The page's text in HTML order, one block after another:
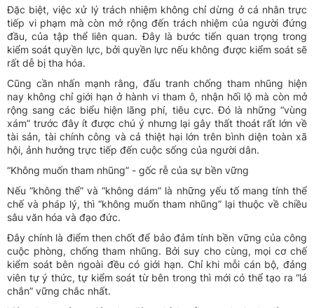
Đặc biệt, việc xử lý trách nhiệm không chỉ dừng ở cá nhân trực
tiếp vi phạm mà còn mở rộng đến trách nhiệm của người đứng
đầu, của tập thể liên quan. Đây là bước tiến quan trọng trong
kiểm soát quyền lực, bởi quyền lực nếu không được kiểm soát sẽ
rất dễ bị tha hóa.
Cũng cần nhấn mạnh rằng, đấu tranh chống tham nhũng hiện
nay không chỉ giới hạn ở hành vi tham ô, nhận hối lộ mà còn mở
rộng sang các biểu hiện lãng phí, tiêu cực. Đó là những “vùng
xám” trước đây ít được chú ý nhưng lại gây thất thoát rất lớn về
tài sản, tài chính công và cả thiệt hại lớn trên bình diện toàn xã
hội, ảnh hưởng trực tiếp đến cuộc sống của người dân.
“Không muốn tham nhũng” - gốc rễ của sự bền vững
Nếu “không thể” và “không dám” là những yếu tố mang tính thể
chế và pháp lý, thì “không muốn tham nhũng” lại thuộc về chiều
sâu văn hóa và đạo đức.
Đây chính là điểm then chốt để bảo đảm tính bền vững của công
cuộc phòng, chống tham nhũng. Bởi suy cho cùng, mọi cơ chế
kiểm soát bên ngoài đều có giới hạn. Chỉ khi mỗi cán bộ, đảng
viên tự ý thức, tự kiểm soát từ bên trong thì mới có thể tạo ra “lá
chắn” vững chắc nhất.